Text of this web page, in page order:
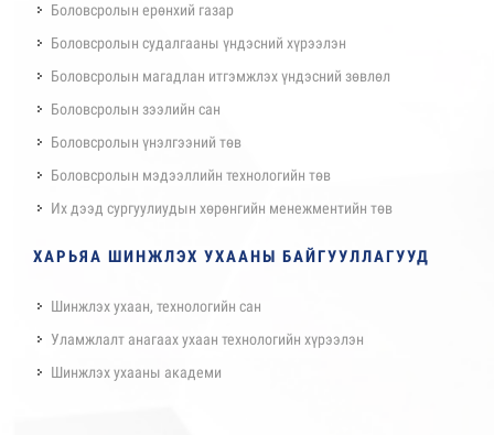
Боловсролын ерөнхий газар
Боловсролын судалгааны үндэсний хүрээлэн
Боловсролын магадлан итгэмжлэх үндэсний зөвлөл
Боловсролын зээлийн сан
Боловсролын үнэлгээний төв
Боловсролын мэдээллийн технологийн төв
Их дээд сургуулиудын хөрөнгийн менежментийн төв
ХАРЬЯА ШИНЖЛЭХ УХААНЫ БАЙГУУЛЛАГУУД
Шинжлэх ухаан, технологийн сан
Уламжлалт анагаах ухаан технологийн хүрээлэн
Шинжлэх ухааны академи